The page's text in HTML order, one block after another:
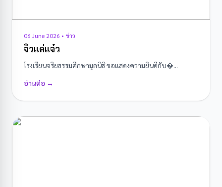
06 June 2026 • ข่าว
จิ๋วแต่แจ๋ว
โรงเรียนจริยธรรมศึกษามูลนิธิ ขอแสดงความยินดีกับ�...
อ่านต่อ →